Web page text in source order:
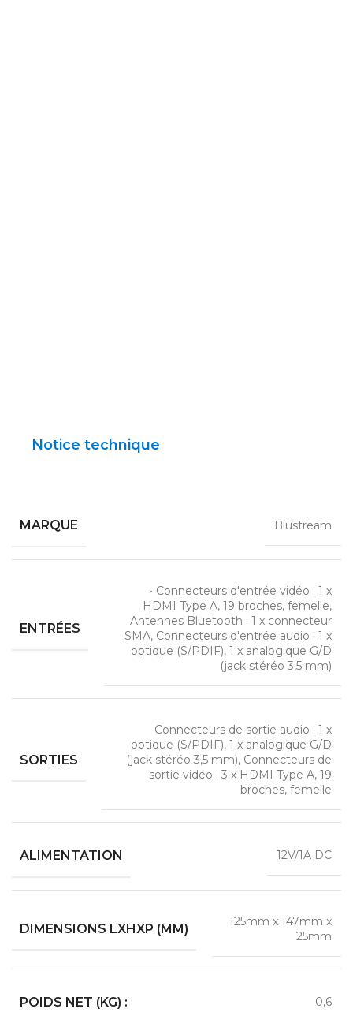
Notice technique
MARQUE Blustream
ENTRÉES
• Connecteurs d'entrée vidéo : 1 x
HDMI Type A, 19 broches, femelle,
Antennes Bluetooth : 1 x connecteur
SMA, Connecteurs d'entrée audio : 1 x
optique (S/PDIF), 1 x analogique G/D
(jack stéréo 3,5 mm)
SORTIES
Connecteurs de sortie audio : 1 x
optique (S/PDIF), 1 x analogique G/D
(jack stéréo 3,5 mm), Connecteurs de
sortie vidéo : 3 x HDMI Type A, 19
broches, femelle
ALIMENTATION 12V/1A DC
DIMENSIONS LXHXP (MM)
125mm x 147mm x
25mm
POIDS NET (KG) : 0,6